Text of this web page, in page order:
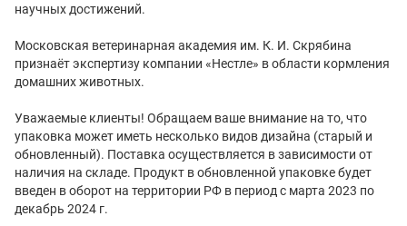
научных достижений.
Московская ветеринарная академия им. К. И. Скрябина
признаёт экспертизу компании «Нестле» в области кормления
домашних животных.
Уважаемые клиенты! Обращаем ваше внимание на то, что
упаковка может иметь несколько видов дизайна (старый и
обновленный). Поставка осуществляется в зависимости от
наличия на складе. Продукт в обновленной упаковке будет
введен в оборот на территории РФ в период с марта 2023 по
декабрь 2024 г.